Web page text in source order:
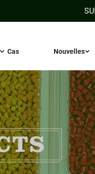
Cas Nouvelles